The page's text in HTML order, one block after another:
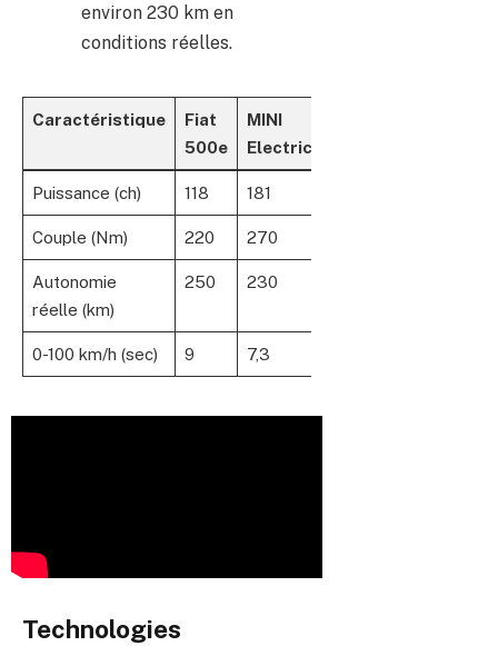
environ 230 km en
conditions réelles.
Caractéristique
Fiat
500e
MINI
Electric
Puissance (ch) 118 181
Couple (Nm) 220 270
Autonomie
réelle (km)
250 230
0-100 km/h (sec) 9 7,3
Technologies